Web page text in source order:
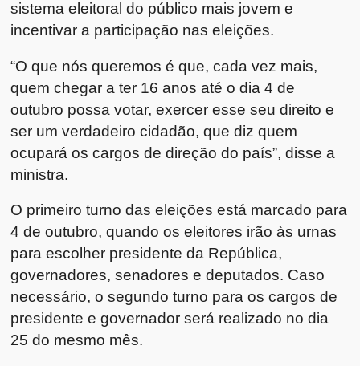
sistema eleitoral do público mais jovem e
incentivar a participação nas eleições.
“O que nós queremos é que, cada vez mais,
quem chegar a ter 16 anos até o dia 4 de
outubro possa votar, exercer esse seu direito e
ser um verdadeiro cidadão, que diz quem
ocupará os cargos de direção do país”, disse a
ministra.
O primeiro turno das eleições está marcado para
4 de outubro, quando os eleitores irão às urnas
para escolher presidente da República,
governadores, senadores e deputados. Caso
necessário, o segundo turno para os cargos de
presidente e governador será realizado no dia
25 do mesmo mês.